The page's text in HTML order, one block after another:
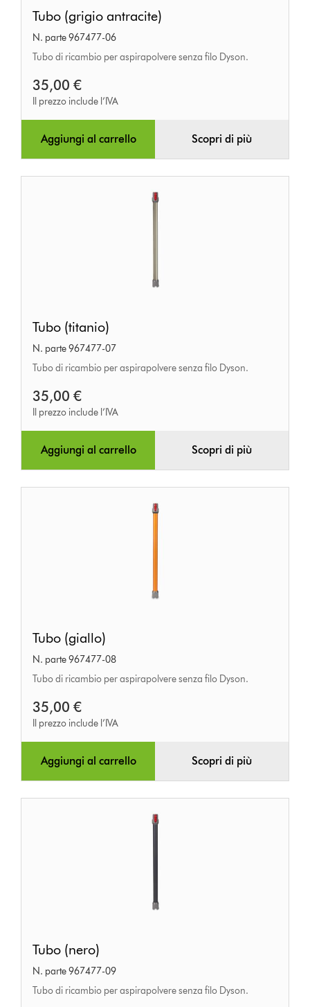
(grigio
antracite)
Tubo (grigio antracite)
N. parte 967477-06
Tubo di ricambio per aspirapolvere senza filo Dyson.
35,00 €
Il prezzo include l’IVA
Aggiungi al carrello Scopri di più
(titanio)
Tubo (titanio)
N. parte 967477-07
Tubo di ricambio per aspirapolvere senza filo Dyson.
35,00 €
Il prezzo include l’IVA
Aggiungi al carrello Scopri di più
(giallo)
Tubo (giallo)
N. parte 967477-08
Tubo di ricambio per aspirapolvere senza filo Dyson.
35,00 €
Il prezzo include l’IVA
Aggiungi al carrello Scopri di più
(nero)
Tubo (nero)
N. parte 967477-09
Tubo di ricambio per aspirapolvere senza filo Dyson.